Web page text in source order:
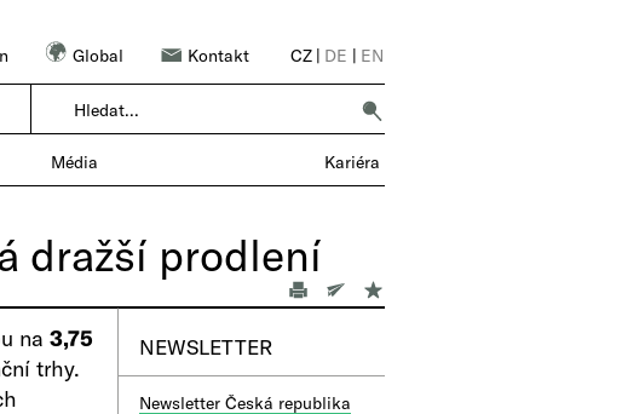
Global Kontakt CZ | DE | EN
→ 116 POBOČEK → 6 000 SPOLUPRACOVNÍKŮ |
Média Kariéra
dražší prodlení
na 3,75
trhy.
NEWSLETTER
Newsletter Česká republika